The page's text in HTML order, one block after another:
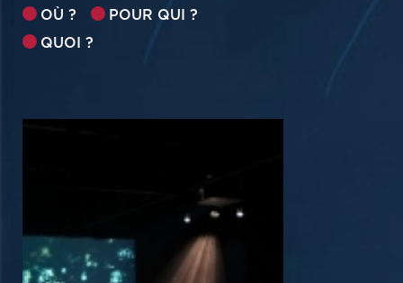
OÙ ?
POUR QUI ?
QUOI ?